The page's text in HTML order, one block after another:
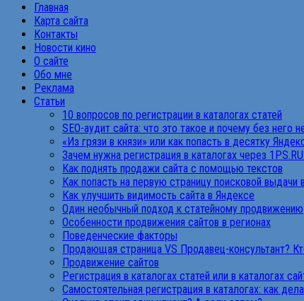
Главная
Карта сайта
Контакты
Новости кино
О сайте
Обо мне
Реклама
Статьи
10 вопросов по регистрации в каталогах статей
SEO-аудит сайта: что это такое и почему без него
«Из грязи в князи» или как попасть в десятку
Зачем нужна регистрация в каталогах через
Как поднять продажи сайта с помощью текстов
Как попасть на первую страницу поисковой выдачи
Как улучшить видимость сайта в Яндексе
Один необычный подход к статейному продвижению
Особенности продвижения сайтов в регионах
Поведенческие факторы
Продающая страница VS Продавец-консультант?
Продвижение сайтов
Регистрация в каталогах статей или в каталогах
Самостоятельная регистрация в каталогах: как